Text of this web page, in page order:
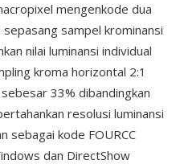
mengenkode dua
sampel krominansi
nilai luminansi individual
kroma horizontal 2:1
33% dibandingkan
resolusi luminansi
sebagai kode FOURCC
dan DirectShow